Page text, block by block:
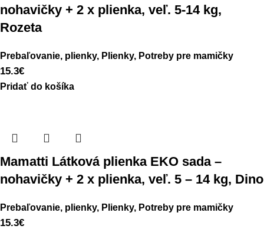
nohavičky + 2 x plienka, veľ. 5-14 kg,
Rozeta
Prebaľovanie, plienky, Plienky, Potreby pre mamičky
15.3€
Pridať do košíka
Mamatti Látková plienka EKO sada –
nohavičky + 2 x plienka, veľ. 5 – 14 kg, Dino
Prebaľovanie, plienky, Plienky, Potreby pre mamičky
15.3€